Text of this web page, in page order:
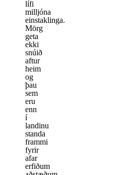
lífi
milljóna
einstaklinga.
Mörg
geta
ekki
snúið
aftur
heim
og
þau
sem
eru
enn
í
landinu
standa
frammi
fyrir
afar
erfiðum